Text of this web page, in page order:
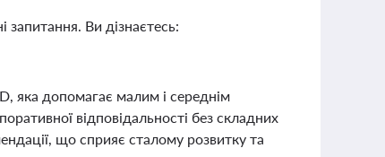
запитання. Ви дізнаєтесь:
яка допомагає малим і середнім
відповідальності без складних
що сприяє сталому розвитку та